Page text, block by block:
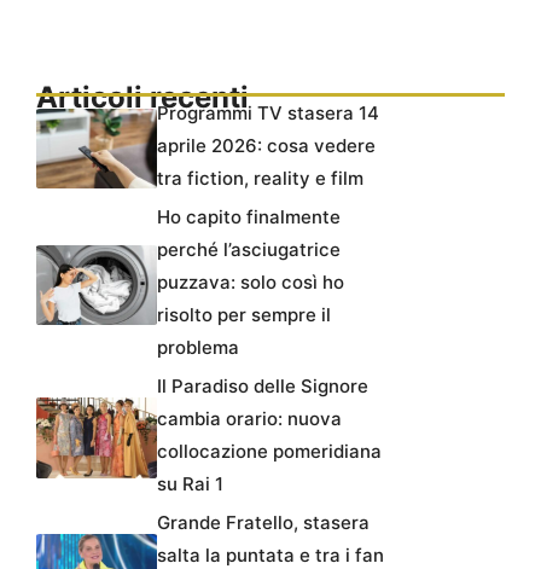
Articoli recentiProgrammi TV stasera 14
aprile 2026: cosa vedere
tra fiction, reality e film
Ho capito finalmente
perché l’asciugatrice
puzzava: solo così ho
risolto per sempre il
problema
Il Paradiso delle Signore
cambia orario: nuova
collocazione pomeridiana
su Rai 1
Grande Fratello, stasera
salta la puntata e tra i fan